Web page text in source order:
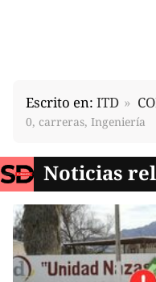
Escrito en: ITD
0, carreras, Ingeniería
Noticias